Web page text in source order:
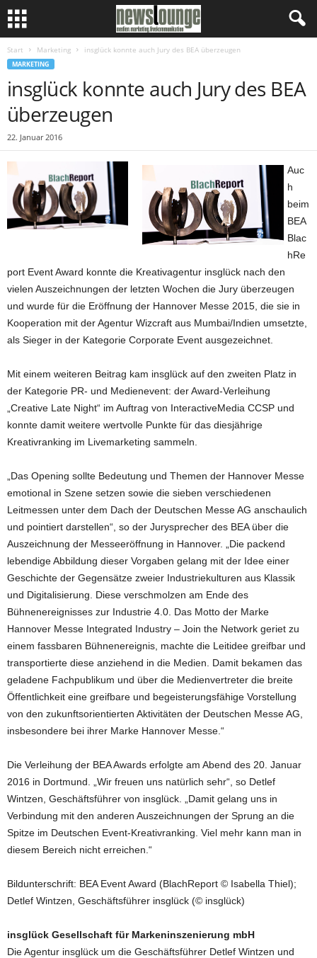
Start Marketing insglück konnte auch Jury des BEA überzeugen
MARKETING
insglück konnte auch Jury des BEA
überzeugen
22. Januar 2016
Auc
h
beim
BEA
Blac
hRe
port Event Award konnte die Kreativagentur insglück nach den
vielen Auszeichnungen der letzten Wochen die Jury überzeugen
und wurde für die Eröffnung der Hannover Messe 2015, die sie in
Kooperation mit der Agentur Wizcraft aus Mumbai/Indien umsetzte,
als Sieger in der Kategorie Corporate Event ausgezeichnet.
Mit einem weiteren Beitrag kam insglück auf den zweiten Platz in
der Kategorie PR- und Medienevent: der Award-Verleihung
„Creative Late Night“ im Auftrag von InteractiveMedia CCSP und
konnte damit weitere wertvolle Punkte für das diesjährige
Kreativranking im Livemarketing sammeln.
„Das Opening sollte Bedeutung und Themen der Hannover Messe
emotional in Szene setzen sowie die sieben verschiedenen
Leitmessen unter dem Dach der Deutschen Messe AG anschaulich
und pointiert darstellen“, so der Jurysprecher des BEA über die
Auszeichnung der Messeeröffnung in Hannover. „Die packend
lebendige Abbildung dieser Vorgaben gelang mit der Idee einer
Geschichte der Gegensätze zweier Industriekulturen aus Klassik
und Digitalisierung. Diese verschmolzen am Ende des
Bühnenereignisses zur Industrie 4.0. Das Motto der Marke
Hannover Messe Integrated Industry – Join the Network geriet zu
einem fassbaren Bühnenereignis, machte die Leitidee greifbar und
transportierte diese anziehend in die Medien. Damit bekamen das
geladene Fachpublikum und über die Medienvertreter die breite
Öffentlichkeit eine greifbare und begeisterungsfähige Vorstellung
von den zukunftsorientierten Aktivitäten der Deutschen Messe AG,
insbesondere bei ihrer Marke Hannover Messe.“
Die Verleihung der BEA Awards erfolgte am Abend des 20. Januar
2016 in Dortmund. „Wir freuen uns natürlich sehr“, so Detlef
Wintzen, Geschäftsführer von insglück. „Damit gelang uns in
Verbindung mit den anderen Auszeichnungen der Sprung an die
Spitze im Deutschen Event-Kreativranking. Viel mehr kann man in
diesem Bereich nicht erreichen.“
Bildunterschrift: BEA Event Award (BlachReport © Isabella Thiel);
Detlef Wintzen, Geschäftsführer insglück (© insglück)
insglück Gesellschaft für Markeninszenierung mbH
Die Agentur insglück um die Geschäftsführer Detlef Wintzen und